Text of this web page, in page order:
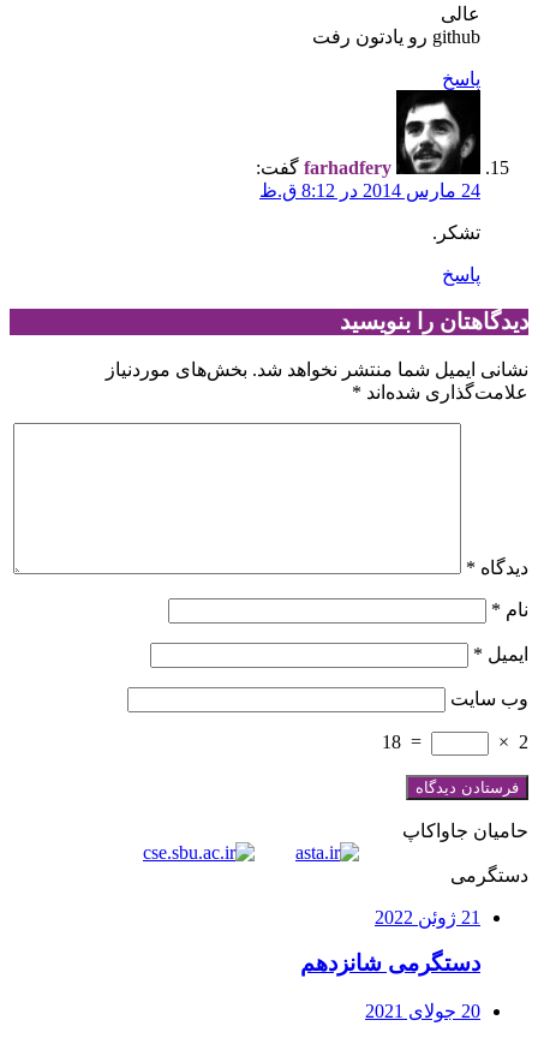
عالی
github رو یادتون رفت
پاسخ
farhadfery گفت:
24 مارس 2014 در 8:12 ق.ظ
تشکر.
پاسخ
دیدگاهتان را بنویسید
نشانی ایمیل شما منتشر نخواهد شد. بخش‌های موردنیاز
علامت‌گذاری شده‌اند *
دیدگاه *
نام *
ایمیل *
وب‌ سایت
2
×
=
18
حامیان جاواکاپ
دستگرمی
21 ژوئن 2022
دستگرمی شانزدهم
20 جولای 2021